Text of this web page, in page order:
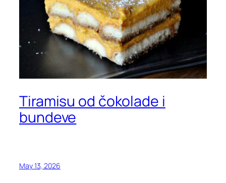
Tiramisu od čokolade i
bundeve
May 13, 2026